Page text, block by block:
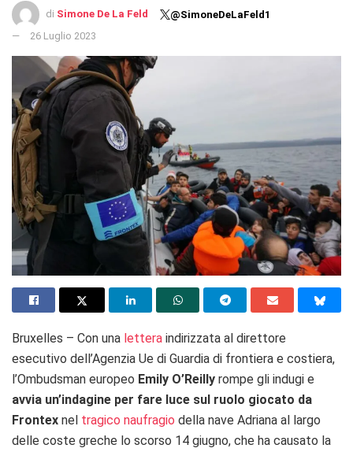
di Simone De La Feld
@SimoneDeLaFeld1
26 Luglio 2023
Bruxelles – Con una lettera indirizzata al direttore
esecutivo dell’Agenzia Ue di Guardia di frontiera e costiera,
l’Ombudsman europeo Emily O’Reilly rompe gli indugi e
avvia un’indagine per fare luce sul ruolo giocato da
Frontex nel tragico naufragio della nave Adriana al largo
delle coste greche lo scorso 14 giugno, che ha causato la